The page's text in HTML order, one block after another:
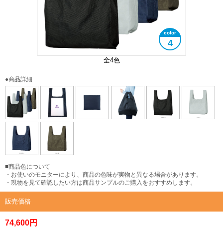
全4色
4
B4サイズ対応
コンパクトに折りたたむことができます
大きさイメージ
●商品詳細
■商品色について
・お使いのモニターにより、商品の色味が実物と異なる場合があります。
・現物を見て確認したい方は商品サンプルのご購入をおすすめします。
販売価格
74,600円